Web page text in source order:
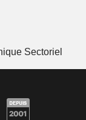
Sectoriel